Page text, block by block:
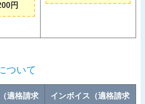
円
ついて
適格請求
インボイス（適格請求